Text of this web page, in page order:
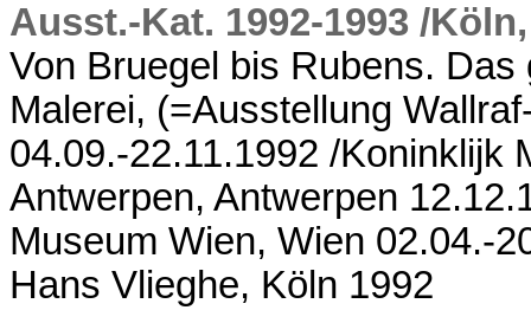
Ausst.-Kat. 1992-1993 /
Von Bruegel bis Rubens.
Malerei, (=Ausstellung
04.09.-22.11.1992 /Koninklijk
Antwerpen, Antwerpen
Museum Wien, Wien 02.04.-
Hans Vlieghe, Köln 1992